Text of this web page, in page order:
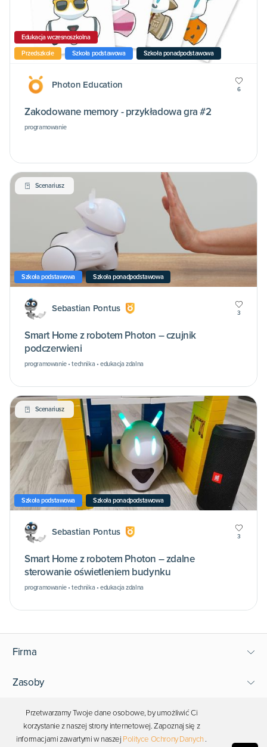
Przedszkole Szkoła podstawowa Szkoła ponadpodstawowa
Edukacja wczesnoszkolna
Photon Education 6
Zakodowane memory - przykładowa gra #2
programowanie
Scenariusz
Szkoła podstawowa Szkoła ponadpodstawowa
Sebastian Pontus 3
Smart Home z robotem Photon – czujnik
podczerwieni
programowanie • technika • edukacja zdalna
Scenariusz
Szkoła podstawowa Szkoła ponadpodstawowa
Sebastian Pontus 3
Smart Home z robotem Photon – zdalne
sterowanie oświetleniem budynku
programowanie • technika • edukacja zdalna
Firma
Zasoby
Wsparcie
Bądź blisko Photona
Przetwarzamy Twoje dane osobowe, by umożliwić Ci
korzystanie z naszej strony internetowej. Zapoznaj się z
informacjami zawartymi w naszej Polityce Ochrony Danych .